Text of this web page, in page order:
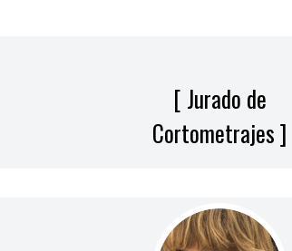
[ Jurado de
Cortometrajes ]